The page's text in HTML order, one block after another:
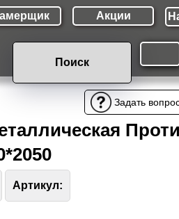
Акции
Поиск
Задать
Артикул: